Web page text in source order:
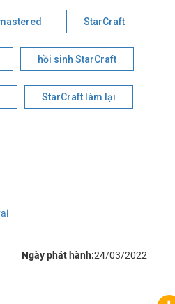
StarCraft
hồi sinh StarCraft
StarCraft làm lại
Ngày phát hành:24/03/2022